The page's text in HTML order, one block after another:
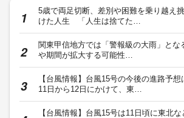
5歳で両足切断、差別や困難を乗り越え
けた人生 「人生は捨てた…
関東甲信地方では「警報級の大雨」とな
や期間が拡大する可能性…
【台風情報】台風15号の今後の進路予
11日から12日にかけて、東…
【台風情報】台風15号は11日頃に東北な